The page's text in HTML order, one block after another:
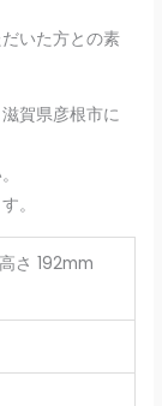
いた方との素
賀県彦根市に
。
さ 192mm